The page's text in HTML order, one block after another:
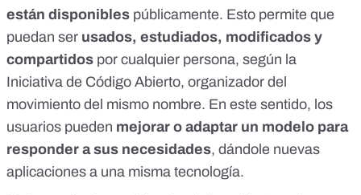
están disponibles públicamente. Esto permite que
puedan ser usados, estudiados, modificados y
compartidos por cualquier persona, según la
Iniciativa de Código Abierto, organizador del
movimiento del mismo nombre. En este sentido, los
usuarios pueden mejorar o adaptar un modelo para
responder a sus necesidades, dándole nuevas
aplicaciones a una misma tecnología.